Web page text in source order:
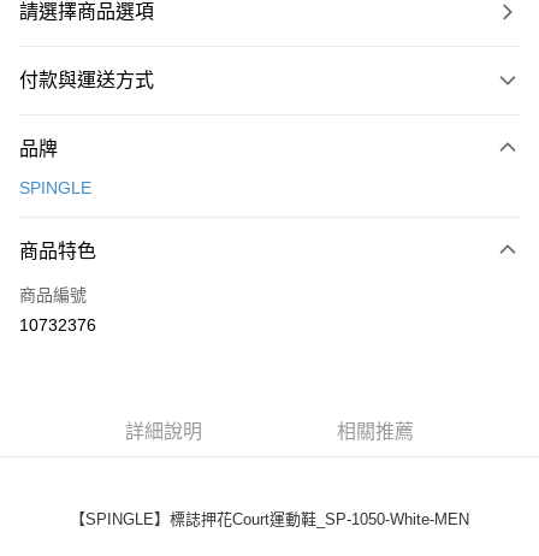
請選擇商品選項
付款與運送方式
信用卡一次付款
LINE Pay
Apple Pay
運送方式
品牌
SPINGLE
商品特色
商品編號
10732376
詳細說明 相關推薦
【SPINGLE】標誌押花Court運動鞋_SP-1050-White-MEN